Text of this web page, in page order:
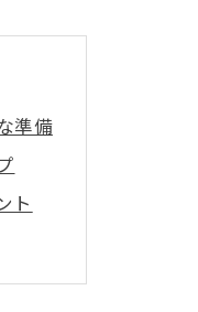
準備
ト